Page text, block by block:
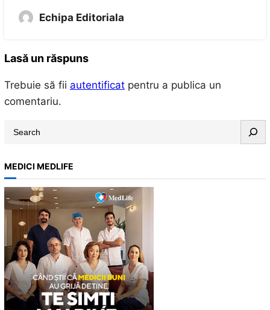
Echipa Editoriala
Lasă un răspuns
Trebuie să fii autentificatpentru a publica un
comentariu.
r
c
h
MEDICI MEDLIFE